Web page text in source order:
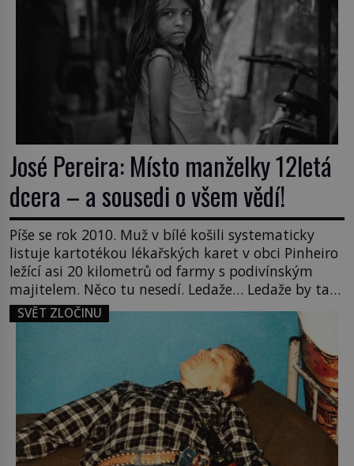
José Pereira: Místo manželky 12letá
dcera – a sousedi o všem vědí!
Píše se rok 2010. Muž v bílé košili systematicky
listuje kartotékou lékařských karet v obci Pinheiro
ležící asi 20 kilometrů od farmy s podivínským
majitelem. Něco tu nesedí. Ledaže… Ledaže by ta
mladá dívka z farmy byla ne manželkou, ale
dcerou – a všechny ty děti byly zplozené v incestu.
Na sociálním odboru jednoho z […]
SVĚT ZLOČINU